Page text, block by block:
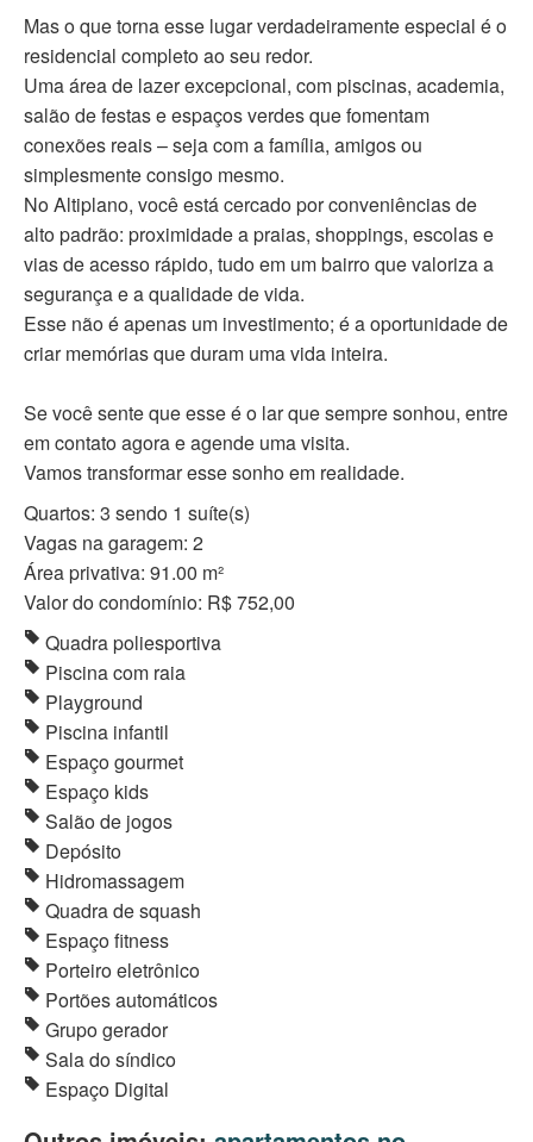
Mas o que torna esse lugar verdadeiramente especial é o
residencial completo ao seu redor.
Uma área de lazer excepcional, com piscinas, academia,
salão de festas e espaços verdes que fomentam
conexões reais – seja com a família, amigos ou
simplesmente consigo mesmo.
No Altiplano, você está cercado por conveniências de
alto padrão: proximidade a praias, shoppings, escolas e
vias de acesso rápido, tudo em um bairro que valoriza a
segurança e a qualidade de vida.
Esse não é apenas um investimento; é a oportunidade de
criar memórias que duram uma vida inteira.
Se você sente que esse é o lar que sempre sonhou, entre
em contato agora e agende uma visita.
Vamos transformar esse sonho em realidade.
Quartos: 3 sendo 1 suíte(s)
Vagas na garagem: 2
Área privativa: 91.00 m²
Valor do condomínio: R$ 752,00
Quadra poliesportiva
Piscina com raia
Playground
Piscina infantil
Espaço gourmet
Espaço kids
Salão de jogos
Depósito
Hidromassagem
Quadra de squash
Espaço fitness
Porteiro eletrônico
Portões automáticos
Grupo gerador
Sala do síndico
Espaço Digital